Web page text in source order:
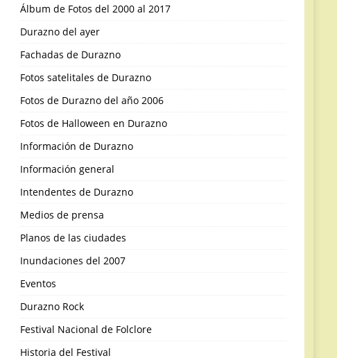
Álbum de Fotos del 2000 al 2017
Durazno del ayer
Fachadas de Durazno
Fotos satelitales de Durazno
Fotos de Durazno del año 2006
Fotos de Halloween en Durazno
Información de Durazno
Información general
Intendentes de Durazno
Medios de prensa
Planos de las ciudades
Inundaciones del 2007
Eventos
Durazno Rock
Festival Nacional de Folclore
Historia del Festival